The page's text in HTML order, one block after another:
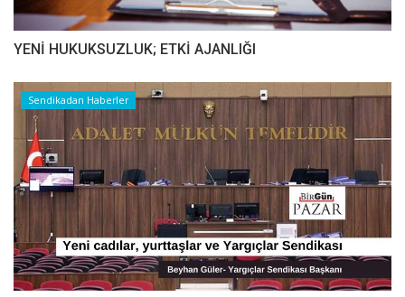
YENİ HUKUKSUZLUK; ETKİ AJANLIĞI
Sendikadan Haberler